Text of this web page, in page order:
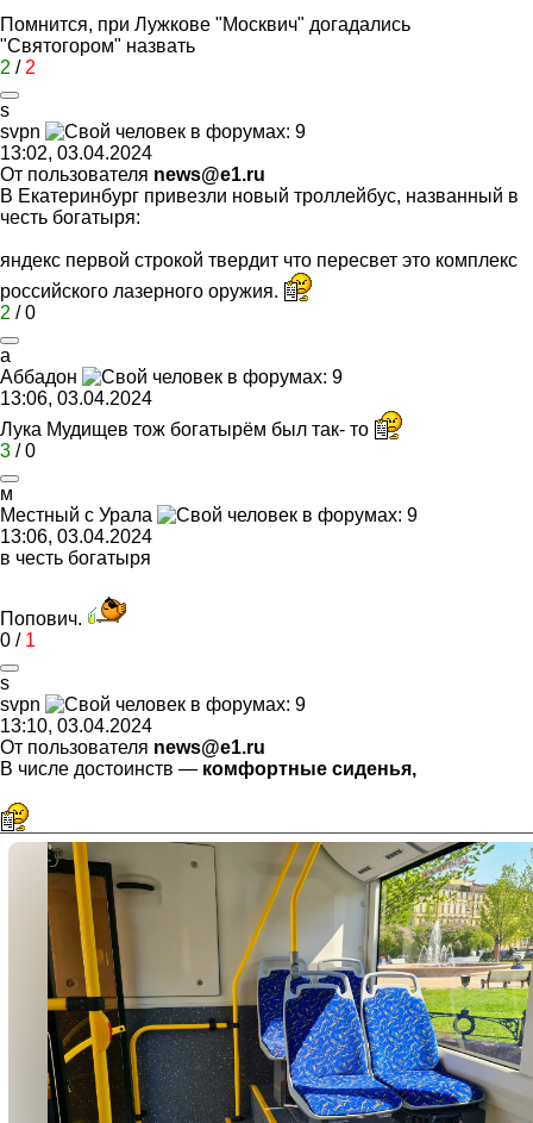
Помнится, при Лужкове "Москвич" догадались
"Святогором" назвать
2 / 2
s
svpn
13:02, 03.04.2024
От пользователя news@e1.ru
В Екатеринбург привезли новый троллейбус, названный в
честь богатыря:
яндекс первой строкой твердит что пересвет это комплекс
российского лазерного оружия.
2 /0
а
Аббадон
13:06, 03.04.2024
Лука Мудищев тож богатырём был так- то
3 /0
м
Местный с Урала
13:06, 03.04.2024
в честь богатыря
Попович.
0 / 1
s
svpn
13:10, 03.04.2024
От пользователя news@e1.ru
В числе достоинств — комфортные сиденья,